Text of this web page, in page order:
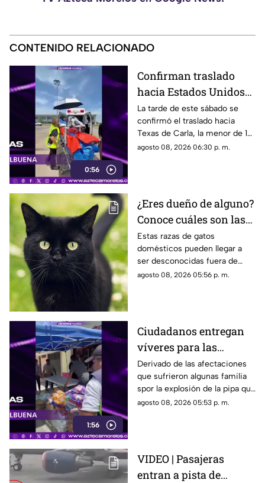
CONTENIDO RELACIONADO
0:56
Confirman traslado
hacia Estados Unidos
de menor que sufrió
quemadura en la
explosión de gas LP en
Cuernavaca
La tarde de este sábado se
confirmó el traslado hacia
Texas de Carla, la menor de 15
años que resultó gravemente
agosto 08, 2026 06:30 p. m.
¿Eres dueño de alguno?
Conoce cuáles son las
cinco razas más raras
de gatos domésticos en
todo el mundo
Estas razas de gatos
domésticos pueden llegar a
ser desconocidas fuera de
círculos especializados, y
agosto 08, 2026 05:56 p. m.
1:56
Ciudadanos entregan
víveres para las
familias afectadas por
la explosión de pipa en
Cuernavaca
Derivado de las afectaciones
que sufrieron algunas familia
spor la explosión de la pipa que
transportaba gas LP,
agosto 08, 2026 05:53 p. m.
VIDEO | Pasajeras
entran a pista de